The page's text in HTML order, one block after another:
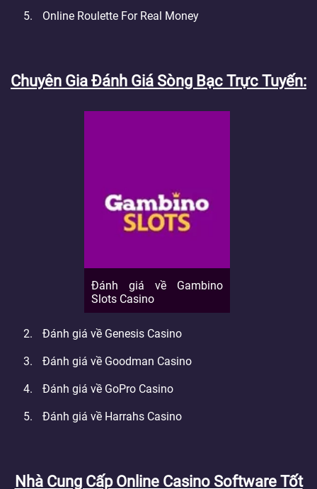
Online Roulette For Real Money
Chuyên Gia Đánh Giá Sòng Bạc Trực Tuyến
Đánh giá về Gambino
Slots Casino
Đánh giá về Genesis Casino
Đánh giá về Goodman Casino
Đánh giá về GoPro Casino
Đánh giá về Harrahs Casino
Nhà Cung Cấp Online Casino Software Tốt